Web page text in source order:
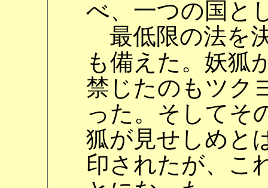
べ、一つの国と
最低限の法を
も備えた。妖狐
禁じたのもツク
った。そしてそ
狐が見せしめと
印されたが、こ